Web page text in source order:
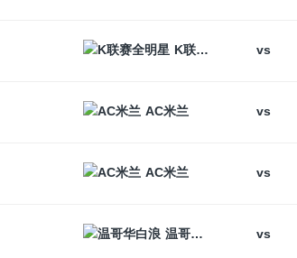
K联赛全明星 vs
AC米兰 vs
AC米兰 vs
温哥华白浪 vs